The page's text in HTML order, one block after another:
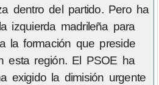
dentro del partido. Pero ha
izquierda madrileña para
la formación que preside
esta región. El PSOE ha
exigido la dimisión urgente